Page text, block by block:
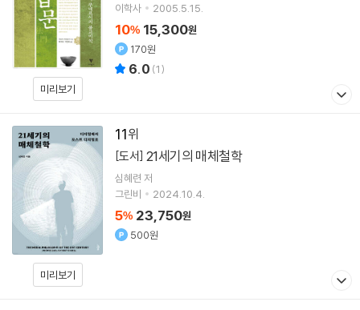
미리보기
이학사
2005.5.15.
10% 15,300원
170원
6.0 (1)
11
미리보기
[도서] 21세기의 매체철학
심혜련 저
그린비
2024.10.4.
5% 23,750원
500원